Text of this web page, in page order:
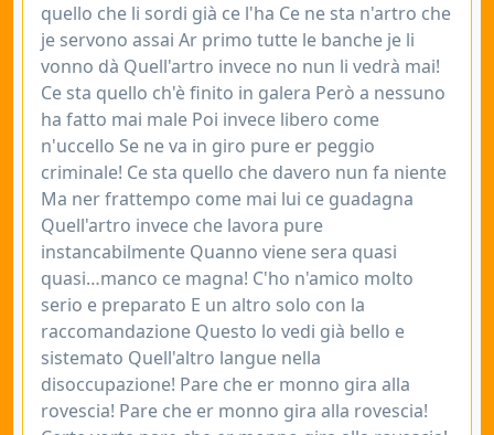
quello che li sordi già ce l'ha Ce ne sta n'artro che
je servono assai Ar primo tutte le banche je li
vonno dà Quell'artro invece no nun li vedrà mai!
Ce sta quello ch'è finito in galera Però a nessuno
ha fatto mai male Poi invece libero come
n'uccello Se ne va in giro pure er peggio
criminale! Ce sta quello che davero nun fa niente
Ma ner frattempo come mai lui ce guadagna
Quell'artro invece che lavora pure
instancabilmente Quanno viene sera quasi
quasi…manco ce magna! C'ho n'amico molto
serio e preparato E un altro solo con la
raccomandazione Questo lo vedi già bello e
sistemato Quell'altro langue nella
disoccupazione! Pare che er monno gira alla
rovescia! Pare che er monno gira alla rovescia!